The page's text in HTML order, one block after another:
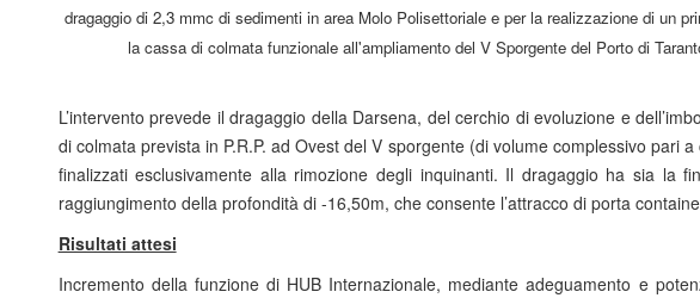
dragaggio di 2,3 mmc di sedimenti in area Molo Polisettoriale e per la realizzazione di un
la cassa di colmata funzionale all'ampliamento del V Sporgente del Porto di
L’intervento prevede il dragaggio della Darsena, del cerchio di evoluzione e
di colmata prevista in P.R.P. ad Ovest del V sporgente (di volume complessivo
finalizzati esclusivamente alla rimozione degli inquinanti. Il dragaggio ha sia la
raggiungimento della profondità di -16,50m, che consente l’attracco di porta
Risultati attesi
Incremento della funzione di HUB Internazionale, mediante adeguamento e